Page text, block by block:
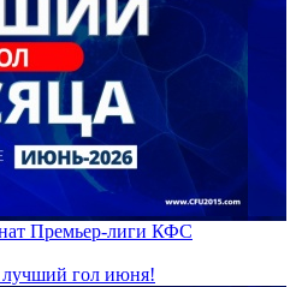
Премьер-лиги КФС
лучший гол июня!